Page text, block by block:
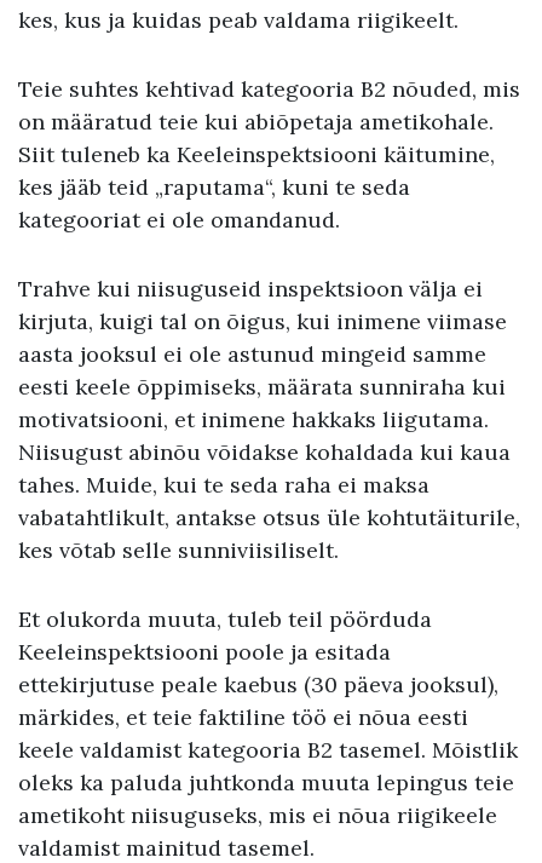
kes, kus ja kuidas peab valdama riigikeelt.
Teie suhtes kehtivad kategooria B2 nõuded, mis
on määratud teie kui abiõpetaja ametikohale.
Siit tuleneb ka Keeleinspektsiooni käitumine,
kes jääb teid „raputama“, kuni te seda
kategooriat ei ole omandanud.
Trahve kui niisuguseid inspektsioon välja ei
kirjuta, kuigi tal on õigus, kui inimene viimase
aasta jooksul ei ole astunud mingeid samme
eesti keele õppimiseks, määrata sunniraha kui
motivatsiooni, et inimene hakkaks liigutama.
Niisugust abinõu võidakse kohaldada kui kaua
tahes. Muide, kui te seda raha ei maksa
vabatahtlikult, antakse otsus üle kohtutäiturile,
kes võtab selle sunniviisiliselt.
Et olukorda muuta, tuleb teil pöörduda
Keeleinspektsiooni poole ja esitada
ettekirjutuse peale kaebus (30 päeva jooksul),
märkides, et teie faktiline töö ei nõua eesti
keele valdamist kategooria B2 tasemel. Mõistlik
oleks ka paluda juhtkonda muuta lepingus teie
ametikoht niisuguseks, mis ei nõua riigikeele
valdamist mainitud tasemel.